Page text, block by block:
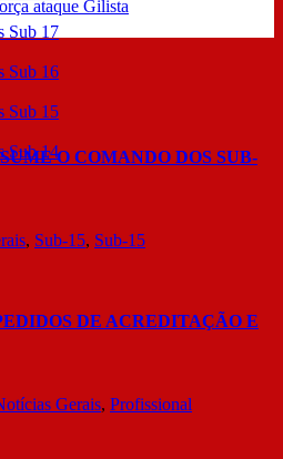
Sub 17
Sub 16
Sub 15
Sub 14
ataque Gilista
O COMANDO DOS SUB-
, Sub-15, Sub-15
DE ACREDITAÇÃO E
Gerais, Profissional